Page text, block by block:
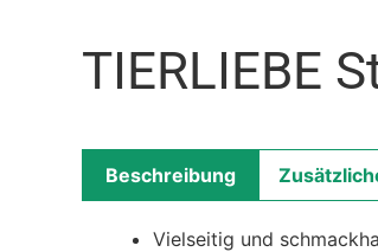
TIERLIEBE
Beschreibung
Vielseitig und